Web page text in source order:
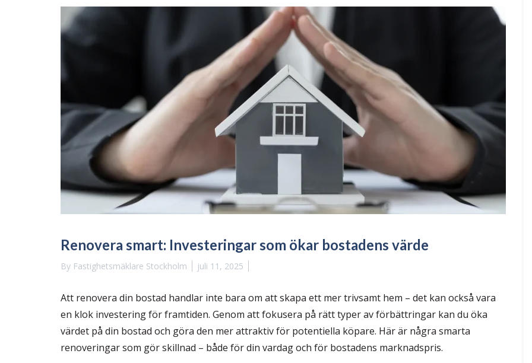
Renovera smart: Investeringar som ökar bostadens värde
By Fastighetsmäklare Stockholm juli 11, 2025
Att renovera din bostad handlar inte bara om att skapa ett mer trivsamt hem – det kan också vara
en klok investering för framtiden. Genom att fokusera på rätt typer av förbättringar kan du öka
värdet på din bostad och göra den mer attraktiv för potentiella köpare. Här är några smarta
renoveringar som gör skillnad – både för din vardag och för bostadens marknadspris.